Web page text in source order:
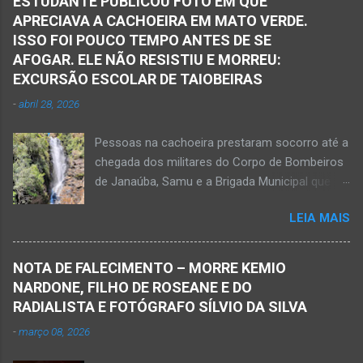
APRECIAVA A CACHOEIRA EM MATO VERDE.
ISSO FOI POUCO TEMPO ANTES DE SE
AFOGAR. ELE NÃO RESISTIU E MORREU:
EXCURSÃO ESCOLAR DE TAIOBEIRAS
-abril 28, 2026
Pessoas na cachoeira prestaram socorro até a
chegada dos militares do Corpo de Bombeiros
de Janaúba, Samu e a Brigada Municipal que
resistiu e foi a óbito Foto álbum pessoal Kauan
Pereira Alves publicou em sua rede social a
foto em que apreciava a Cachoeira Maria Rosa,
em Mato Verde, pouco tempo antes de se
afogar e depois vir a óbito nesta terça-feira, dia
LEIA MAIS
NOTA DE FALECIMENTO – MORRE KEMIO
NARDONE, FILHO DE ROSEANE E DO
RADIALISTA E FOTÓGRAFO SÍLVIO DA SILVA
-março 08, 2026